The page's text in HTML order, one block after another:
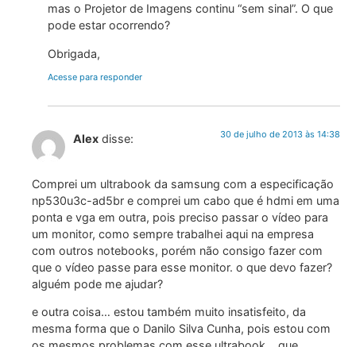
mas o Projetor de Imagens continu “sem sinal”. O que
pode estar ocorrendo?
Obrigada,
Acesse para responder
Alex disse: 30 de julho de 2013 às 14:38
Comprei um ultrabook da samsung com a especificação
np530u3c-ad5br e comprei um cabo que é hdmi em uma
ponta e vga em outra, pois preciso passar o vídeo para
um monitor, como sempre trabalhei aqui na empresa
com outros notebooks, porém não consigo fazer com
que o vídeo passe para esse monitor. o que devo fazer?
alguém pode me ajudar?
e outra coisa… estou também muito insatisfeito, da
mesma forma que o Danilo Silva Cunha, pois estou com